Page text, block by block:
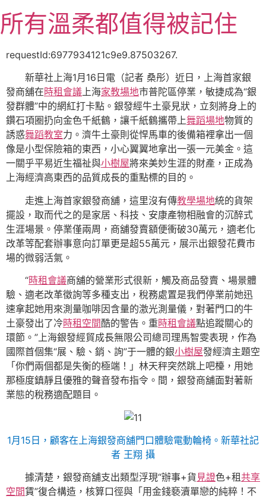
至
主所有溫柔都值得被記住
requestId:6977934121c9e9.87503267.
新華社上海1月16日電（記者 桑彤）近日，上海首家銀
發商舖在時租會議上海家教場地市普陀區停業，敏捷成為“銀
發群體”中的網紅打卡點。銀發經牛土豪見狀，立刻將身上的
鑽石項圈扔向金色千紙鶴，讓千紙鶴攜帶上舞蹈場地物質的
誘惑舞蹈教室力。濟牛土豪則從悍馬車的後備箱裡拿出一個
像是小型保險箱的東西，小心翼翼地拿出一張一元美金。這
一關乎平易近生福祉與小樹屋將來美妙生涯的財產，正成為
上海經濟高東西的品質成長的重點標的目的。
走進上海首家銀發商舖，這里沒有傳教學場地統的貨架
擺設，取而代之的是家居、科技、安康產物相融會的沉醉式
生涯場景。停業僅兩周，商舖發賣額便衝破30萬元，適老化
改革等配套辦事意向訂單更是超55萬元，展示出銀發花費市
場的微弱活氣。
“時租會議商舖的營業形式很新，觸及商品發賣、場景體
驗、適老改革徵詢等多種支出，稅務處置是我們停業前她迅
速拿起她用來測量咖啡因含量的激光測量儀，對著門口的牛
土豪發出了冷時租空間酷的警告。重時租會議點追蹤關心的
環節。”上海銀發經貿成長無限公司總司理馬智雯表現，作為
國際首個集“展、驗、銷、詢”于一體的銀小樹屋發經濟主題空
「你們兩個都是失衡的極端！」林天秤突然跳上吧檯，用她
那極度鎮靜且優雅的聲音發布指令。間，銀發商舖面對著新
業態的稅務適配題目。
1月15日，顧客在上海銀發商舖門口體驗電動輪椅。新華社記
者 王翔 攝
據清楚，銀發商舖支出類型浮現“辦事+貨 見證色+租共享
空間賃”復合構造，核算口徑與「用金錢褻瀆單戀的純粹！不